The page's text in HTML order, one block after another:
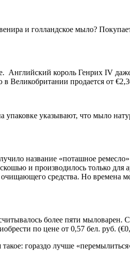
и голландское мыло?
Английский король Генрих IV
продается от
указывают, что мыло
название «поташное
и производилось только для
очищающего средства. Но времена
более пяти мыловарен.
по цене от 0,57 бел. руб.
гораздо лучше